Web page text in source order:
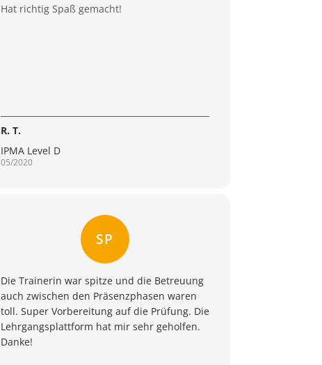
Hat richtig Spaß gemacht!
R. T.
IPMA Level D
05/2020
SP
Die Trainerin war spitze und die Betreuung
auch zwischen den Präsenzphasen waren
toll. Super Vorbereitung auf die Prüfung. Die
Lehrgangsplattform hat mir sehr geholfen.
Danke!